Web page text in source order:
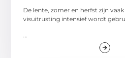
De lente, zomer en herfst zijn
visuitrusting intensief wordt